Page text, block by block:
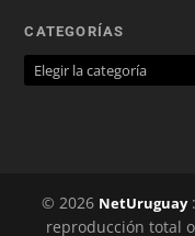
CATEGORÍAS
© 2026 NetUruguay
reproducción total